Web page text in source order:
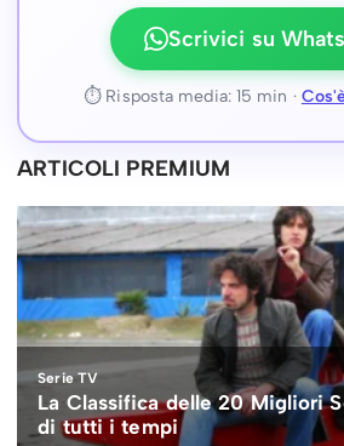
Scrivici su
⏱ Risposta media: 15 min ·
ARTICOLI PREMIUM